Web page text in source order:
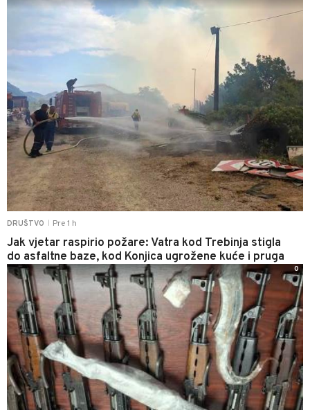
DRUŠTVO Pre 1 h
Jak vjetar raspirio požare: Vatra kod Trebinja stigla
do asfaltne baze, kod Konjica ugrožene kuće i pruga
0